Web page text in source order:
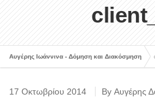
Αυγέρης Ιωάννινα - Δόμηση και Διακόσμηση
17 Οκτωβρίου 2014 By Αυγέρης